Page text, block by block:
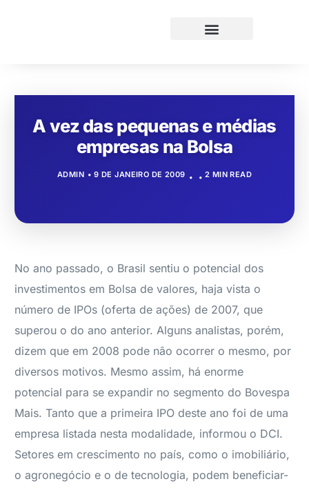
A vez das pequenas e médias
empresas na Bolsa
ADMIN 9 DE JANEIRO DE 2009 2 MIN READ
No ano passado, o Brasil sentiu o potencial dos
investimentos em Bolsa de valores, haja vista o
número de IPOs (oferta de ações) de 2007, que
superou o do ano anterior. Alguns analistas, porém,
dizem que em 2008 pode não ocorrer o mesmo, por
diversos motivos. Mesmo assim, há enorme
potencial para se expandir no segmento do Bovespa
Mais. Tanto que a primeira IPO deste ano foi de uma
empresa listada nesta modalidade, informou o DCI.
Setores em crescimento no país, como o imobiliário,
o agronegócio e o de tecnologia, podem beneficiar-